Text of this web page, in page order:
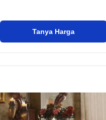
Tanya Harga